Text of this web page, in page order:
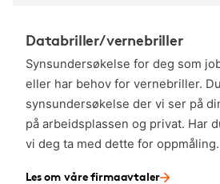
Databriller/vernebriller
Synsundersøkelse for deg som
eller har behov for vernebriller.
synsundersøkelse der vi ser på
på arbeidsplassen og privat. Har
vi deg ta med dette for oppmåling.
Les om våre firmaavtaler